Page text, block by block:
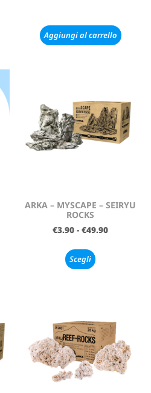
Aggiungi al carrello
ARKA – MYSCAPE – SEIRYU
ROCKS
€3.90 - €49.90
Scegli